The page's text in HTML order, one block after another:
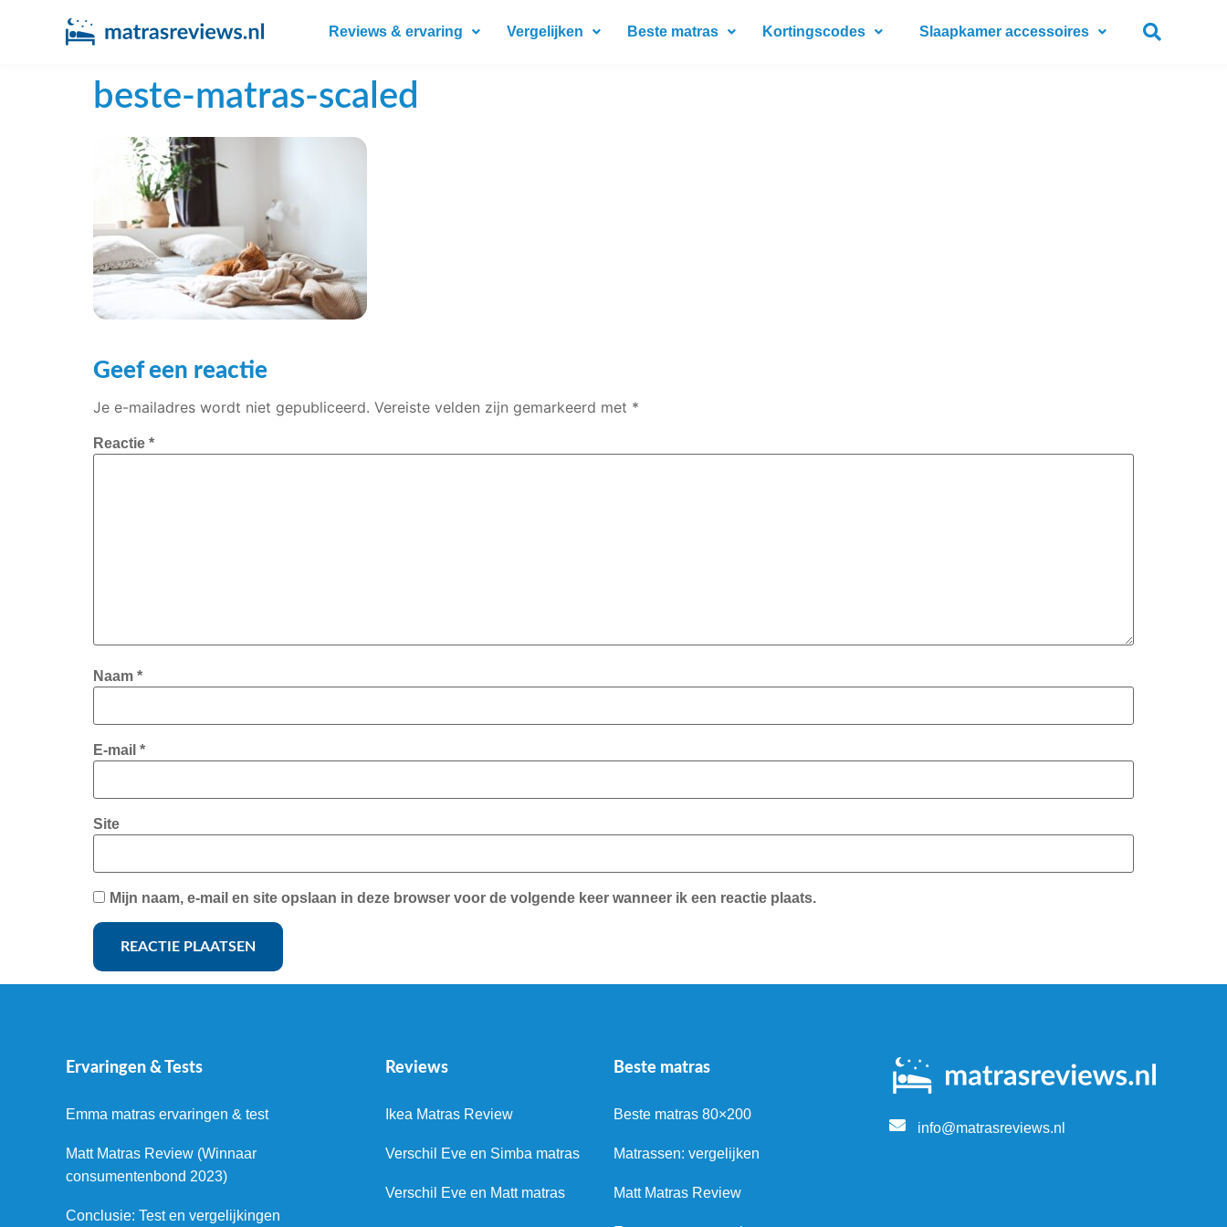
Reviews & ervaring Vergelijken Beste matras Kortingscodes Slaapkamer accessoires
beste-matras-scaled
Geef een reactie
Je e-mailadres wordt niet gepubliceerd. Vereiste velden zijn gemarkeerd met *
Reactie *
Naam *
E-mail *
Site
Mijn naam, e-mail en site opslaan in deze browser voor de volgende keer wanneer ik een reactie plaats.
Ervaringen & Tests
Emma matras ervaringen & test
Matt Matras Review (Winnaar
consumentenbond 2023)
Conclusie: Test en vergelijkingen
Reviews
Ikea Matras Review
Verschil Eve en Simba matras
Verschil Eve en Matt matras
Beste matras
Beste matras 80×200
Matrassen: vergelijken
Matt Matras Review
info@matrasreviews.nl